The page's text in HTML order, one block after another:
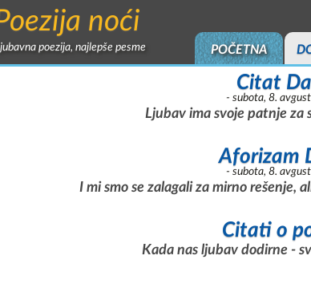
noći
POČETNA
poezija, najlepše pesme
Citat
- subota, 8.
Ljubav ima svoje patnje za
Aforizam
- subota, 8.
I mi smo se zalagali za mirno rešenje,
Citati o
Kada nas ljubav dodirne -